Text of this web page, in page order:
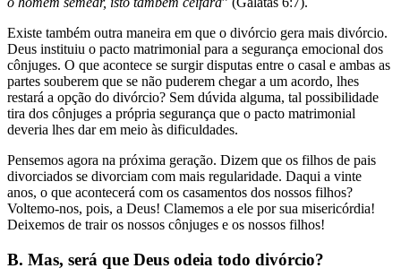
Existe também outra maneira em que o divórcio gera mais divórcio.
Deus instituiu o pacto matrimonial para a segurança emocional dos
cônjuges. O que acontece se surgir disputas entre o casal e ambas as
partes souberem que se não puderem chegar a um acordo, lhes
restará a opção do divórcio? Sem dúvida alguma, tal possibilidade
tira dos cônjuges a própria segurança que o pacto matrimonial
deveria lhes dar em meio às dificuldades.
Pensemos agora na próxima geração. Dizem que os filhos de pais
divorciados se divorciam com mais regularidade. Daqui a vinte
anos, o que acontecerá com os casamentos dos nossos filhos?
Voltemo-nos, pois, a Deus! Clamemos a ele por sua misericórdia!
Deixemos de trair os nossos cônjuges e os nossos filhos!
B. Mas, será que Deus odeia todo divórcio?